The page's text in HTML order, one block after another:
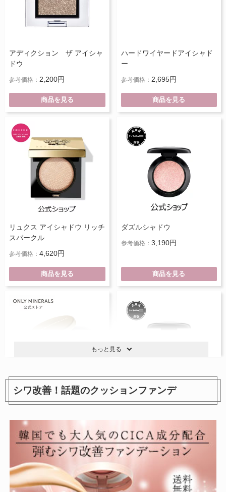
アディクション ザ アイシャ
ドウ
参考価格： 2,200円
商品を見る
ハードワイヤードアイシャド
ー
参考価格： 2,695円
商品を見る
リュクス アイシャドウ リッチ
スパークル
参考価格： 4,620円
商品を見る
ダズルシャドウ
参考価格： 3,190円
商品を見る
ミネラルピグメント
商品を見る
スモール アイシャドウ
商品を見る
もっと見る
シワ改善！話題のクッションファンデ